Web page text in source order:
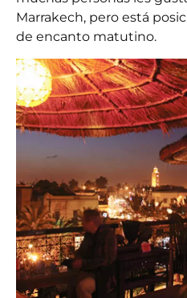
Marrakech, pero está
de encanto matutino.